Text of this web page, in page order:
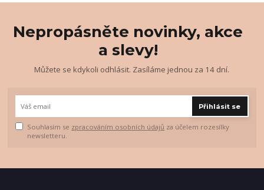
Nepropásněte novinky, akce
a slevy!
Můžete se kdykoli odhlásit. Zasíláme jednou za 14 dní.
Přihlásit se
Souhlasím se zpracováním osobních údajů za účelem rozesílky
newsletteru.